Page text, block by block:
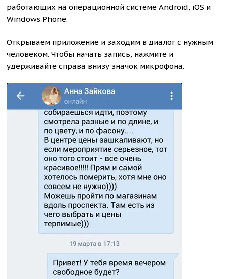
работающих на операционной системе Android, iOS и
Windows Phone.
Открываем приложение и заходим в диалог с нужным
человеком. Чтобы начать запись, нажмите и
удерживайте справа внизу значок микрофона.